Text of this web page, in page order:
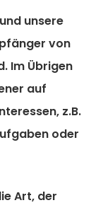
unsere
von
Im Übrigen
auf
z.B.
oder
Art, der